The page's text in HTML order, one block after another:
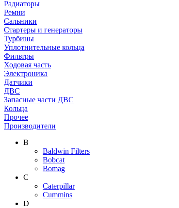
Радиаторы
Ремни
Сальники
Стартеры и генераторы
Турбины
Уплотнительные кольца
Фильтры
Ходовая часть
Электроника
Датчики
ДВС
Запасные части ДВС
Кольца
Прочее
Производители
B
Baldwin Filters
Bobcat
Bomag
C
Caterpillar
Cummins
D